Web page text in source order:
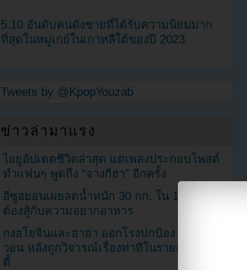
5.10 อันดับคนดังชายที่ได้รับความนิยมมาก
ที่สุดในหมู่เกย์ในเกาหลีใต้ของปี 2023
Tweets by @KpopYouzab
ข่าวล่ามาแรง
ไอยูอัปเดตชีวิตล่าสุด แต่เพลงประกอบโพสต์
ทำแฟนๆ พูดถึง “จางกีฮา” อีกครั้ง
อีซูฮยอนเผยลดน้ำหนัก 30 กก. ใน 1 ปี แต่ยัง
ต้องสู้กับความอยากอาหาร
กงฮโยจินและฮาฮ่า ออกโรงปกป้อง จองจุน
วอน หลังถูกวิจารณ์เรื่องท่าทีในรายการวาไร
ตี้